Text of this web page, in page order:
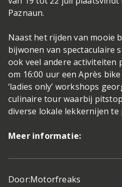
Paznaun.
Naast het rijden van mooie
bijwonen van spectaculaire
ook veel andere activiteiten
om 16:00 uur een Après bike
‘ladies only’ workshops
culinaire tour waarbij
diverse lokale lekkernijen te
Meer informatie:
Door:Motorfreaks